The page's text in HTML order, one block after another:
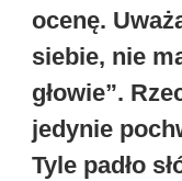
ocenę.
siebie, nie
głowie”.
jedynie
Tyle padło